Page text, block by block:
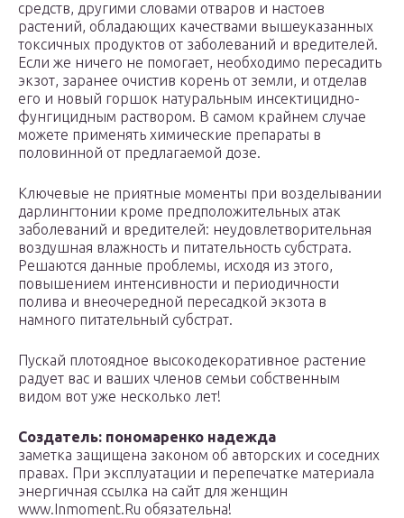
средств, другими словами отваров и настоев
растений, обладающих качествами вышеуказанных
токсичных продуктов от заболеваний и вредителей.
Если же ничего не помогает, необходимо пересадить
экзот, заранее очистив корень от земли, и отделав
его и новый горшок натуральным инсектицидно-
фунгицидным раствором. В самом крайнем случае
можете применять химические препараты в
половинной от предлагаемой дозе.
Ключевые не приятные моменты при возделывании
дарлингтонии кроме предположительных атак
заболеваний и вредителей: неудовлетворительная
воздушная влажность и питательность субстрата.
Решаются данные проблемы, исходя из этого,
повышением интенсивности и периодичности
полива и внеочередной пересадкой экзота в
намного питательный субстрат.
Пускай плотоядное высокодекоративное растение
радует вас и ваших членов семьи собственным
видом вот уже несколько лет!
Создатель: пономаренко надежда
заметка защищена законом об авторских и соседних
правах. При эксплуатации и перепечатке материала
энергичная ссылка на сайт для женщин
www.Inmoment.Ru обязательна!